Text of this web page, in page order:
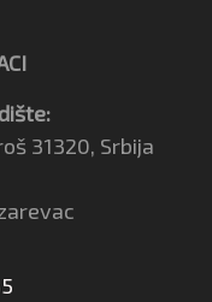
31320, Srbija